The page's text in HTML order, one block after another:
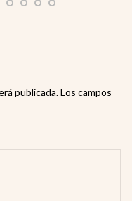
publicada.Los campos